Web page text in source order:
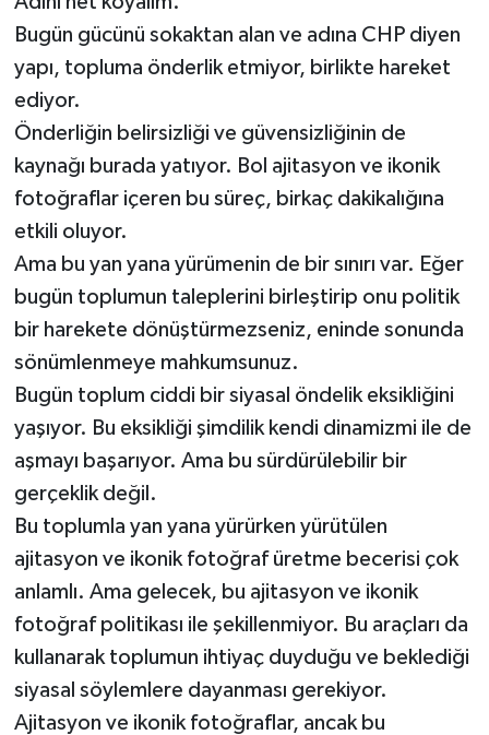
Bugün gücünü sokaktan alan ve adına CHP diyen
yapı, topluma önderlik etmiyor, birlikte hareket
ediyor.
Önderliğin belirsizliği ve güvensizliğinin de
kaynağı burada yatıyor. Bol ajitasyon ve ikonik
fotoğraflar içeren bu süreç, birkaç dakikalığına
etkili oluyor.
Ama bu yan yana yürümenin de bir sınırı var. Eğer
bugün toplumun taleplerini birleştirip onu politik
bir harekete dönüştürmezseniz, eninde sonunda
sönümlenmeye mahkumsunuz.
Bugün toplum ciddi bir siyasal öndelik eksikliğini
yaşıyor. Bu eksikliği şimdilik kendi dinamizmi ile de
aşmayı başarıyor. Ama bu sürdürülebilir bir
gerçeklik değil.
Bu toplumla yan yana yürürken yürütülen
ajitasyon ve ikonik fotoğraf üretme becerisi çok
anlamlı. Ama gelecek, bu ajitasyon ve ikonik
fotoğraf politikası ile şekillenmiyor. Bu araçları da
kullanarak toplumun ihtiyaç duyduğu ve beklediği
siyasal söylemlere dayanması gerekiyor.
Ajitasyon ve ikonik fotoğraflar, ancak bu